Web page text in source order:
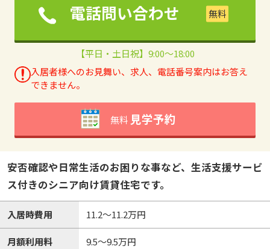
電話問い合わせ
【平日・土日祝】9:00～18:00
入居者様へのお見舞い、求人、電話番号案内はお答え
できません。
無料 見学予約
安否確認や日常生活のお困りな事など、生活支援サービ
ス付きのシニア向け賃貸住宅です。
入居時費用 11.2～11.2万円
月額利用料 9.5～9.5万円